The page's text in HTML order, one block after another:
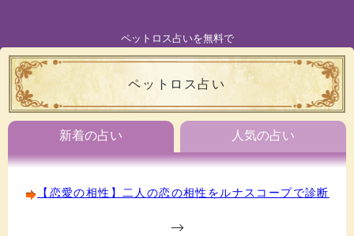
ペットロス占いを無料で
ペットロス占い
新着の占い 人気の占い
【恋愛の相性】二人の恋の相性をルナスコープで診断
-->